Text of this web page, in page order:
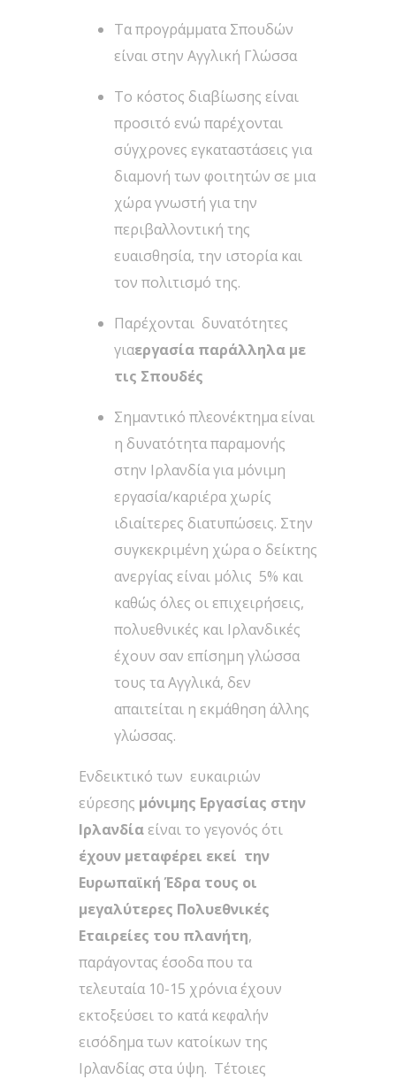
Τα προγράμματα Σπουδών
είναι στην Αγγλική Γλώσσα
Το κόστος διαβίωσης είναι
προσιτό ενώ παρέχονται
σύγχρονες εγκαταστάσεις για
διαμονή των φοιτητών σε μια
χώρα γνωστή για την
περιβαλλοντική της
ευαισθησία, την ιστορία και
τον πολιτισμό της.
Παρέχονται δυνατότητες
γιαεργασία παράλληλα με
τις Σπουδές
Σημαντικό πλεονέκτημα είναι
η δυνατότητα παραμονής
στην Ιρλανδία για μόνιμη
εργασία/καριέρα χωρίς
ιδιαίτερες διατυπώσεις. Στην
συγκεκριμένη χώρα ο δείκτης
ανεργίας είναι μόλις 5% και
καθώς όλες οι επιχειρήσεις,
πολυεθνικές και Ιρλανδικές
έχουν σαν επίσημη γλώσσα
τους τα Αγγλικά, δεν
απαιτείται η εκμάθηση άλλης
γλώσσας.
Ενδεικτικό των ευκαιριών
εύρεσης μόνιμης Εργασίας στην
Ιρλανδία είναι το γεγονός ότι
έχουν μεταφέρει εκεί την
Ευρωπαϊκή Έδρα τους οι
μεγαλύτερες Πολυεθνικές
Εταιρείες του πλανήτη,
παράγοντας έσοδα που τα
τελευταία 10-15 χρόνια έχουν
εκτοξεύσει το κατά κεφαλήν
εισόδημα των κατοίκων της
Ιρλανδίας στα ύψη. Τέτοιες